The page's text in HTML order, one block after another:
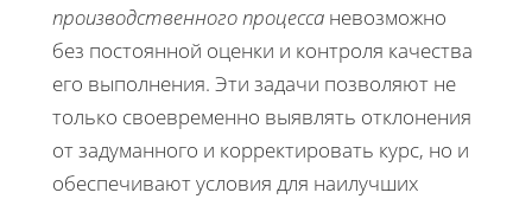
производственного процесса невозможно
без постоянной оценки и контроля качества
его выполнения. Эти задачи позволяют не
только своевременно выявлять отклонения
от задуманного и корректировать курс, но и
обеспечивают условия для наилучших